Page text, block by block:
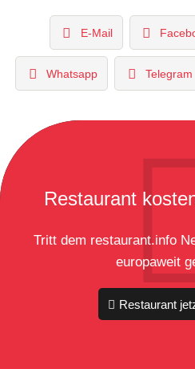
E-Mail
Whatsapp Telegram
Restaurant
Tritt dem restaurant.info
europaweit
Restaurant